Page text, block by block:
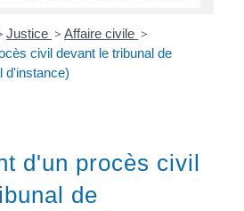
Justice > Affaire civile >
civil devant le tribunal de
d'instance)
d'un procès civil
de